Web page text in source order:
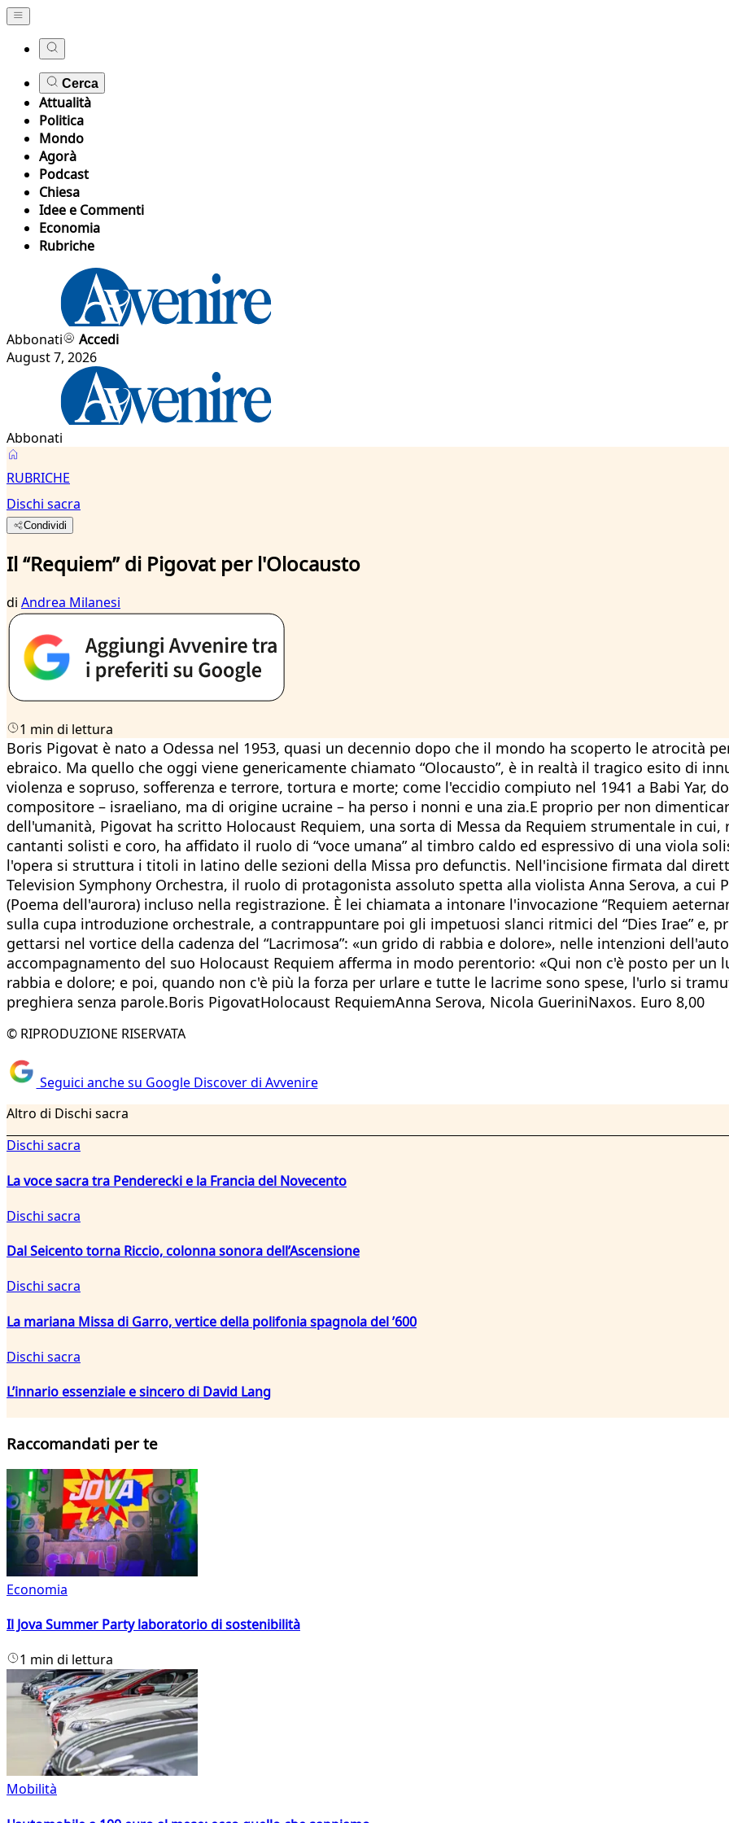
Cerca
Attualità
Politica
Mondo
Agorà
Podcast
Chiesa
Idee e Commenti
Economia
Rubriche
Abbonati
Accedi
August 7, 2026
Abbonati
RUBRICHE
Dischi sacra
Condividi
Il “Requiem” di Pigovat per l'Olocausto
di Andrea Milanesi
1 min di lettura
Boris Pigovat è nato a Odessa nel 1953, quasi un decennio dopo che il mondo ha scoperto le atrocità
ebraico. Ma quello che oggi viene genericamente chiamato “Olocausto”, è in realtà il tragico esito di
violenza e sopruso, sofferenza e terrore, tortura e morte; come l'eccidio compiuto nel 1941 a Babi Yar,
compositore – israeliano, ma di origine ucraine – ha perso i nonni e una zia.E proprio per non
dell'umanità, Pigovat ha scritto Holocaust Requiem, una sorta di Messa da Requiem strumentale in
cantanti solisti e coro, ha affidato il ruolo di “voce umana” al timbro caldo ed espressivo di una viola
l'opera si struttura i titoli in latino delle sezioni della Missa pro defunctis. Nell'incisione firmata dal
Television Symphony Orchestra, il ruolo di protagonista assoluto spetta alla violista Anna Serova, a cui
(Poema dell'aurora) incluso nella registrazione. È lei chiamata a intonare l'invocazione “Requiem
sulla cupa introduzione orchestrale, a contrappuntare poi gli impetuosi slanci ritmici del “Dies Irae” e,
gettarsi nel vortice della cadenza del “Lacrimosa”: «un grido di rabbia e dolore», nelle intenzioni
accompagnamento del suo Holocaust Requiem afferma in modo perentorio: «Qui non c'è posto per
rabbia e dolore; e poi, quando non c'è più la forza per urlare e tutte le lacrime sono spese, l'urlo si
preghiera senza parole.Boris PigovatHolocaust RequiemAnna Serova, Nicola GueriniNaxos. Euro 8,00
© RIPRODUZIONE RISERVATA
Seguici anche su Google Discover di Avvenire
Altro di Dischi sacra
Dischi sacra
La voce sacra tra Penderecki e la Francia del Novecento
Dischi sacra
Dal Seicento torna Riccio, colonna sonora dell’Ascensione
Dischi sacra
La mariana Missa di Garro, vertice della polifonia spagnola del ’600
Dischi sacra
L’innario essenziale e sincero di David Lang
Raccomandati per te
Economia
Il Jova Summer Party laboratorio di sostenibilità
1 min di lettura
Mobilità